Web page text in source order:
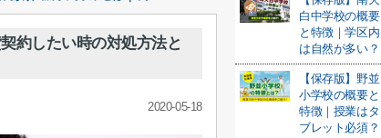
約したい時の対処方法と
2020-05-18
白中学校の概要
と特徴｜学区内
は自然が多い？
【保存版】野並
小学校の概要と
特徴｜授業はタ
ブレット必須？